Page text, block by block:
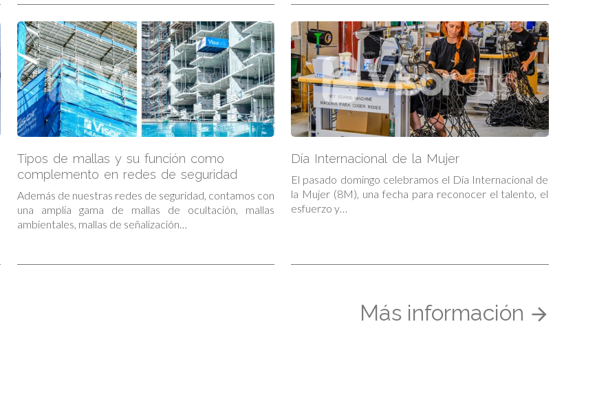
Tipos de mallas y su función como
complemento en redes de seguridad
Además de nuestras redes de seguridad, contamos con
una amplia gama de mallas de ocultación, mallas
ambientales, mallas de señalización…
Día Internacional de la Mujer
El pasado domingo celebramos el Día Internacional de
la Mujer (8M), una fecha para reconocer el talento, el
esfuerzo y…
Más información